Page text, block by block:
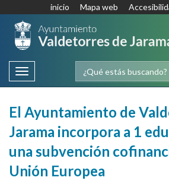
inicio Mapa web
Toggle
navigation
El Ayuntamiento de
Jarama incorpora a 1
una subvención
Unión Europea